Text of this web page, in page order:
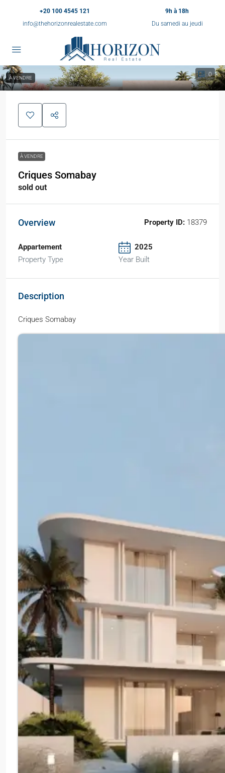
+20 100 4545 121
info@thehorizonrealestate.com
9h à 18h
Du samedi au jeudi
0
À VENDRE
À VENDRE
Criques Somabay
sold out
Overview Property ID: 18379
Appartement
Property Type
2025
Year Built
Description
Criques Somabay